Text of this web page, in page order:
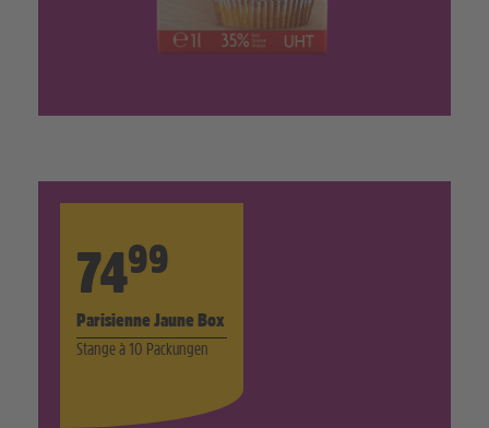
7499
Parisienne Jaune Box
Stange à 10 Packungen